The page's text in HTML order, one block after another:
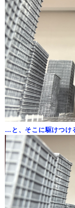
…と、そこに駆けつけ